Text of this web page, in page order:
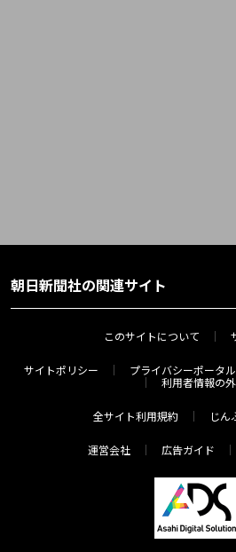
朝日新聞社の関連サイト
このサイトについて
サイトポリシー プライバシーポータル
利用者情報の
全サイト利用規約 じん
運営会社 広告ガイド